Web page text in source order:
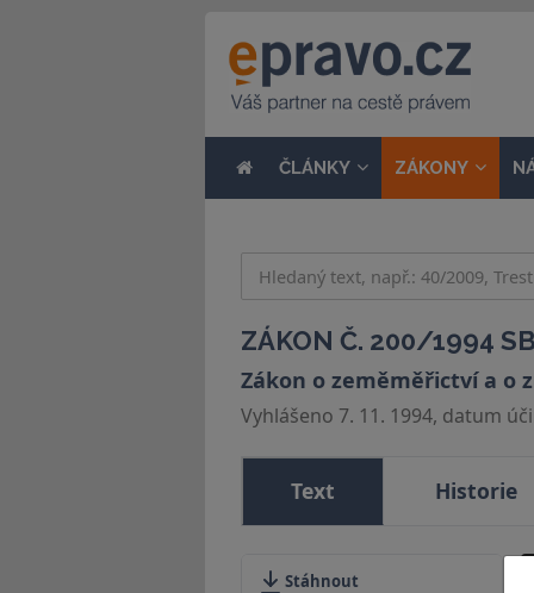
ČLÁNKY ZÁKONY
ZÁKON Č. 200/1994
Zákon o zeměměřictví a o
Vyhlášeno 7. 11. 1994, datum
Text Historie
Stáhnout